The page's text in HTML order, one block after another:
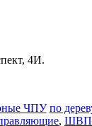
4И.
ЧПУ по
, ШВП